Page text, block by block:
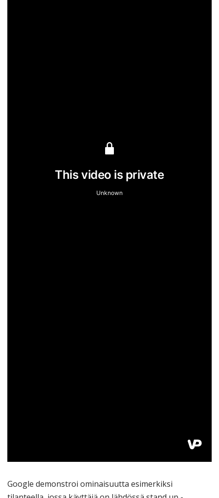
Google demonstroi ominaisuutta esimerkiksi